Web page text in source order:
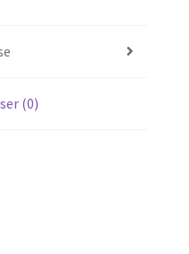
(0)